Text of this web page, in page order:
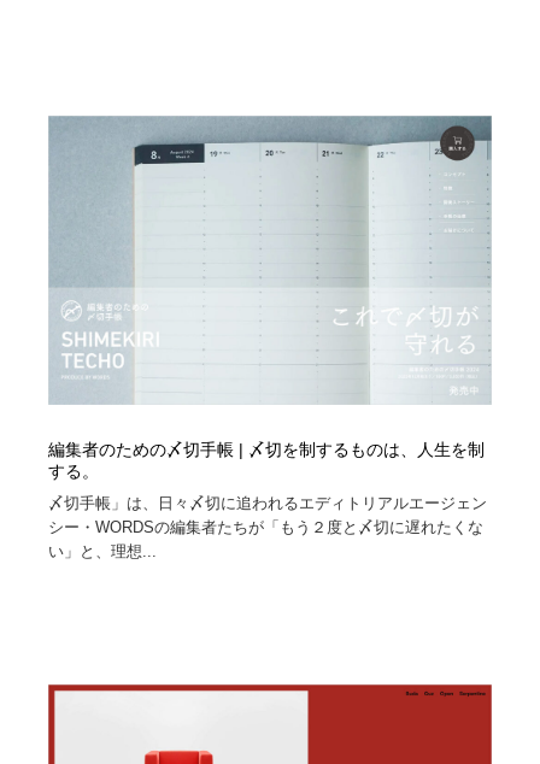
編集者のための〆切手帳 | 〆切を制するものは、人生を制
する。
〆切手帳」は、日々〆切に追われるエディトリアルエージェン
シー・WORDSの編集者たちが「もう２度と〆切に遅れたくな
い」と、理想...